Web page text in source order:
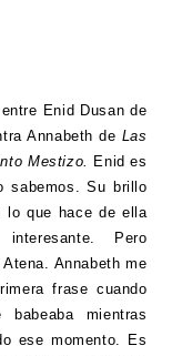
Enid Dusan de
Annabeth de Las
Mestizo. Enid es
sabemos. Su brillo
lo que hace de ella
Pero
Annabeth me
frase cuando
mientras
ese momento. Es